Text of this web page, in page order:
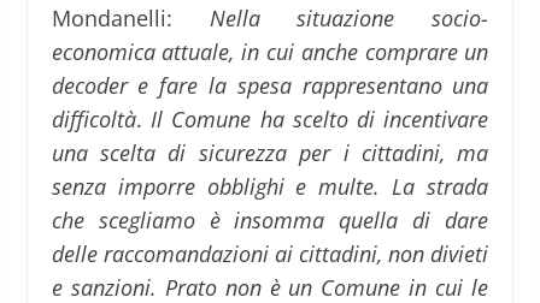
Mondanelli: Nella situazione socio-
economica attuale, in cui anche comprare un
decoder e fare la spesa rappresentano una
difficoltà. Il Comune ha scelto di incentivare
una scelta di sicurezza per i cittadini, ma
senza imporre obblighi e multe. La strada
che scegliamo è insomma quella di dare
delle raccomandazioni ai cittadini, non divieti
e sanzioni. Prato non è un Comune in cui le